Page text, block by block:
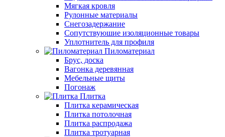
Мягкая кровля
Рулонные материалы
Снегозадержание
Сопутствуюшие изоляционные товары
Уплотнитель для профиля
Пиломатериал
Брус, доска
Вагонка деревянная
Мебельные щиты
Погонаж
Плитка
Плитка керамическая
Плитка потолочная
Плитка распродажа
Плитка тротуарная